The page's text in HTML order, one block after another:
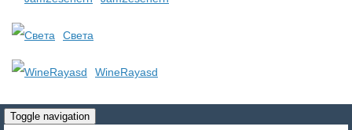
Света
WineRayasd
Toggle navigation